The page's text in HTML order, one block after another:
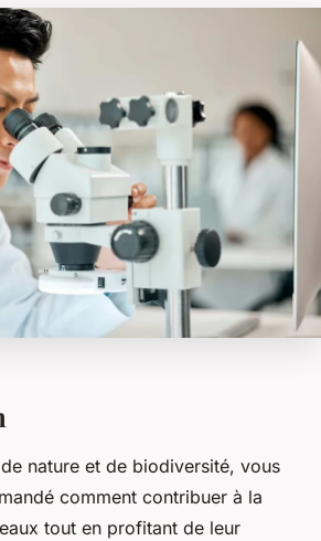
nature et de biodiversité, vous
comment contribuer à la
tout en profitant de leur